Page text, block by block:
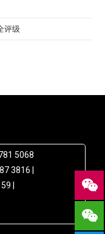
评级
5068
3816 |
|